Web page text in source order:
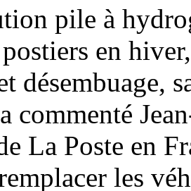
pile à
en
désembuage,
commenté
La Poste en
les